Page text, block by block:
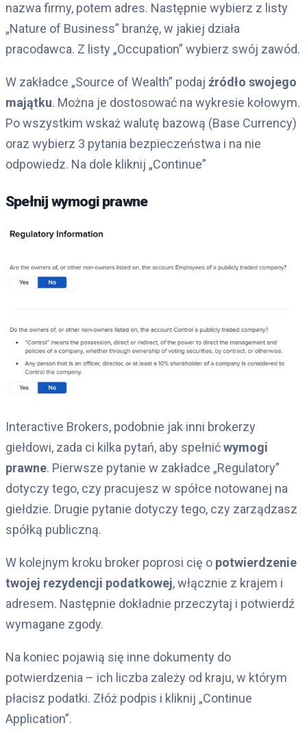
nazwa firmy, potem adres. Następnie wybierz z listy
„Nature of Business” branżę, w jakiej działa
pracodawca. Z listy „Occupation” wybierz swój zawód.
W zakładce „Source of Wealth” podaj źródło swojego
majątku. Można je dostosować na wykresie kołowym.
Po wszystkim wskaż walutę bazową (Base Currency)
oraz wybierz 3 pytania bezpieczeństwa i na nie
odpowiedz. Na dole kliknij „Continue”
Spełnij wymogi prawne
Interactive Brokers, podobnie jak inni brokerzy
giełdowi, zada ci kilka pytań, aby spełnićwymogi
prawne. Pierwsze pytanie w zakładce „Regulatory”
dotyczy tego, czy pracujesz w spółce notowanej na
giełdzie. Drugie pytanie dotyczy tego, czy zarządzasz
spółką publiczną.
W kolejnym kroku broker poprosi cię o potwierdzenie
twojej rezydencji podatkowej, włącznie z krajem i
adresem. Następnie dokładnie przeczytaj i potwierdź
wymagane zgody.
Na koniec pojawią się inne dokumenty do
potwierdzenia – ich liczba zależy od kraju, w którym
płacisz podatki. Złóż podpis i kliknij „Continue
Application”.